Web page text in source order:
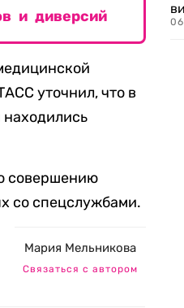
и диверсий
уточнил, что в
совершению
со спецслужбами.
Мария Мельникова
Связаться с автором